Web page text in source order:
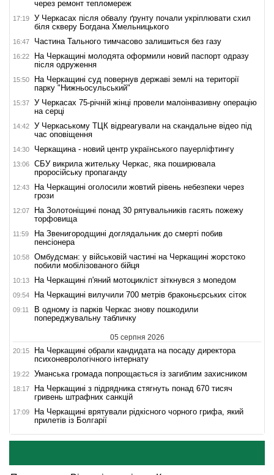
через ремонт тепломереж
17:19
У Черкасах після обвалу ґрунту почали укріплювати схил
біля скверу Богдана Хмельницького
16:47 Частина Тального тимчасово залишиться без газу
16:22
На Черкащині молодята оформили новий паспорт одразу
після одруження
15:50
На Черкащині суд повернув державі землі на території
парку "Нижньосульський"
15:37
У Черкасах 75-річній жінці провели малоінвазивну операцію
на серці
14:42
У Черкаському ТЦК відреагували на скандальне відео під
час оповіщення
14:30 Черкащина - новий центр українського пауерліфтингу
13:06
СБУ викрила жительку Черкас, яка поширювала
проросійську пропаганду
12:43
На Черкащині оголосили жовтий рівень небезпеки через
грози
12:07
На Золотоніщині понад 30 рятувальників гасять пожежу
торфовища
11:59
На Звенигородщині доглядальник до смерті побив
пенсіонера
10:58
Омбудсман: у військовій частині на Черкащині жорстоко
побили мобілізованого бійця
10:13 На Черкащині п'яний мотоцикліст зіткнувся з мопедом
09:54 На Черкащині вилучили 700 метрів браконьєрських сіток
09:11
В одному із парків Черкас знову пошкодили
попереджувальну табличку
05 серпня 2026
20:15
На Черкащині обрали кандидата на посаду директора
психоневрологічного інтернату
19:22 Уманська громада попрощається із загиблим захисником
18:17
На Черкащині з підрядника стягнуть понад 670 тисяч
гривень штрафних санкцій
17:09
На Черкащині врятували рідкісного чорного грифа, який
прилетів із Болгарії